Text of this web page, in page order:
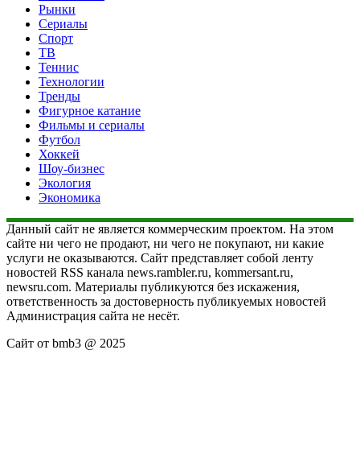
Рынки
Сериалы
Спорт
ТВ
Теннис
Технологии
Тренды
Фигурное катание
Фильмы и сериалы
Футбол
Хоккей
Шоу-бизнес
Экология
Экономика
Данный сайт не является коммерческим проектом. На этом
сайте ни чего не продают, ни чего не покупают, ни какие
услуги не оказываются. Сайт представляет собой ленту
новостей RSS канала news.rambler.ru, kommersant.ru,
newsru.com. Материалы публикуются без искажения,
ответственность за достоверность публикуемых новостей
Администрация сайта не несёт.
Сайт от bmb3 @ 2025